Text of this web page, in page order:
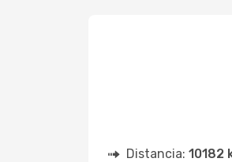
Distancia: 10182